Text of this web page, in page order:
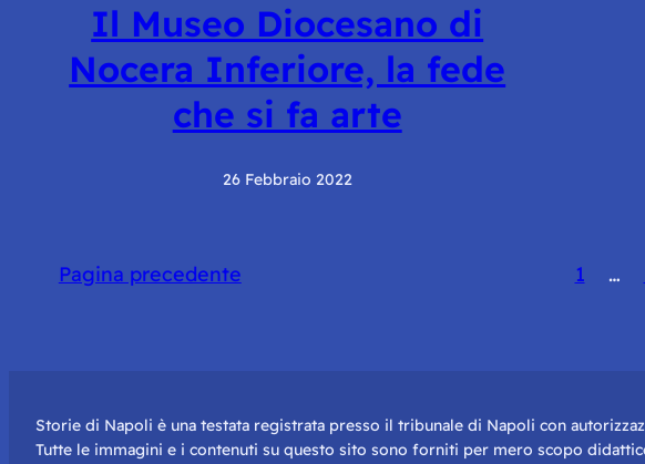
Il Museo Diocesano di
Nocera Inferiore, la fede
che si fa arte
26 Febbraio 2022
Pagina precedente 1 …
Storie di Napoli è una testata registrata presso il tribunale di Napoli con
Tutte le immagini e i contenuti su questo sito sono forniti per mero scopo